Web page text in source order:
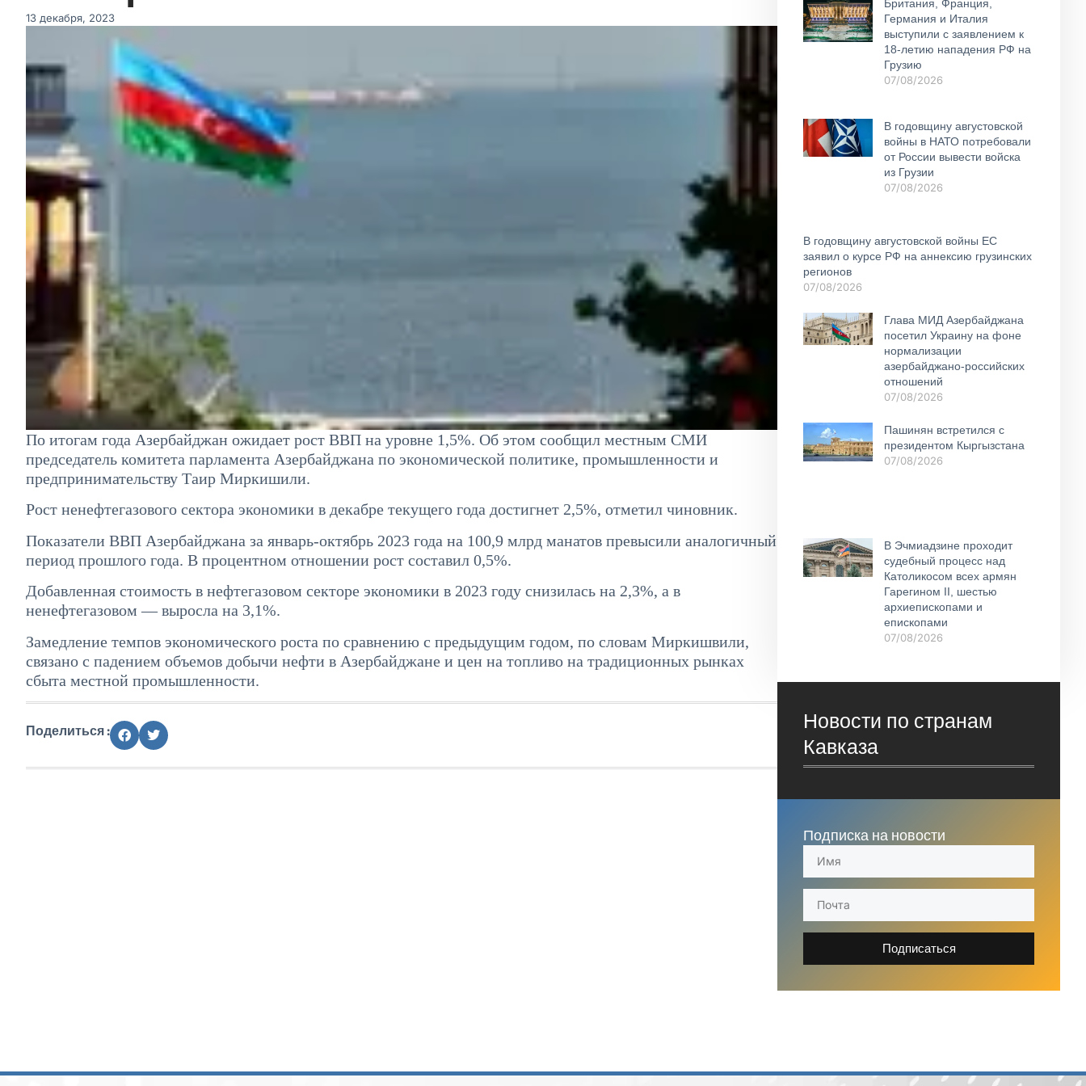
13 декабря, 2023
По итогам года Азербайджан ожидает рост ВВП на уровне 1,5%. Об этом сообщил местным СМИ
председатель комитета парламента Азербайджана по экономической политике, промышленности и
предпринимательству Таир Миркишили.
Рост ненефтегазового сектора экономики в декабре текущего года достигнет 2,5%, отметил чиновник.
Показатели ВВП Азербайджана за январь-октябрь 2023 года на 100,9 млрд манатов превысили аналогичный
период прошлого года. В процентном отношении рост составил 0,5%.
Добавленная стоимость в нефтегазовом секторе экономики в 2023 году снизилась на 2,3%, а в
ненефтегазовом — выросла на 3,1%.
Замедление темпов экономического роста по сравнению с предыдущим годом, по словам Миркишвили,
связано с падением объемов добычи нефти в Азербайджане и цен на топливо на традиционных рынках
сбыта местной промышленности.
Поделиться :
Британия, Франция,
Германия и Италия
выступили с заявлением к
18-летию нападения РФ на
Грузию
07/08/2026
В годовщину августовской
войны в НАТО потребовали
от России вывести войска
из Грузии
07/08/2026
В годовщину августовской войны ЕС
заявил о курсе РФ на аннексию грузинских
регионов
07/08/2026
Глава МИД Азербайджана
посетил Украину на фоне
нормализации
азербайджано-российских
отношений
07/08/2026
Пашинян встретился с
президентом Кыргызстана
07/08/2026
В Эчмиадзине проходит
судебный процесс над
Католикосом всех армян
Гарегином II, шестью
архиепископами и
епископами
07/08/2026
Новости по странам
Кавказа
Подписка на новости
Подписаться